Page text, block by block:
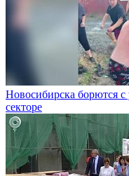
Новосибирска борются
секторе